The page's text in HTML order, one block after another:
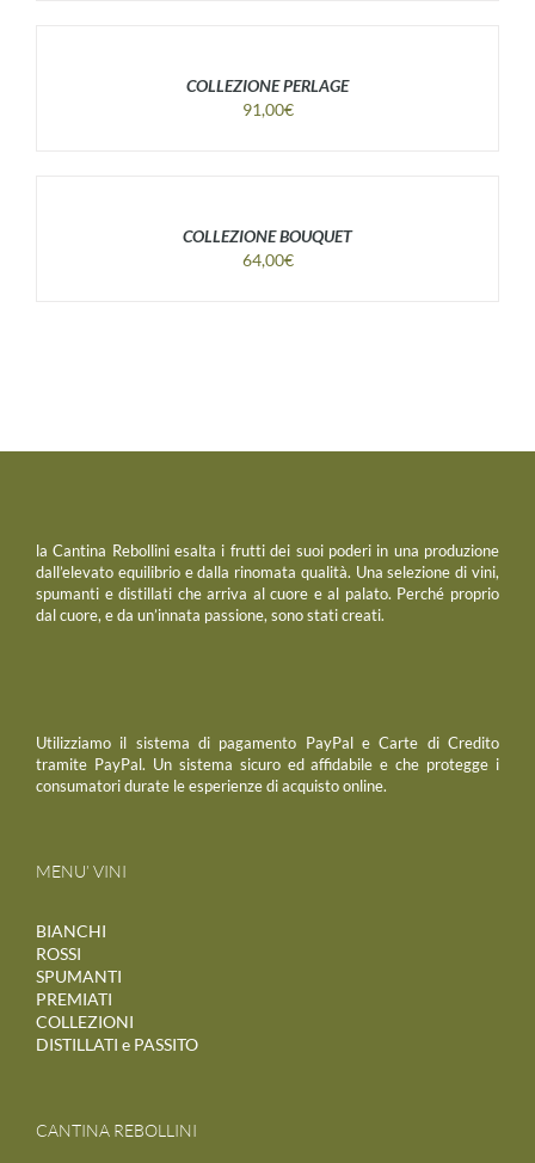
COLLEZIONE PERLAGE
91,00€
COLLEZIONE BOUQUET
64,00€
la Cantina Rebollini esalta i frutti dei suoi poderi in una produzione
dall’elevato equilibrio e dalla rinomata qualità. Una selezione di vini,
spumanti e distillati che arriva al cuore e al palato. Perché proprio
dal cuore, e da un’innata passione, sono stati creati.
Utilizziamo il sistema di pagamento PayPal e Carte di Credito
tramite PayPal. Un sistema sicuro ed affidabile e che protegge i
consumatori durate le esperienze di acquisto online.
MENU’ VINI
BIANCHI
ROSSI
SPUMANTI
PREMIATI
COLLEZIONI
DISTILLATI e PASSITO
CANTINA REBOLLINI